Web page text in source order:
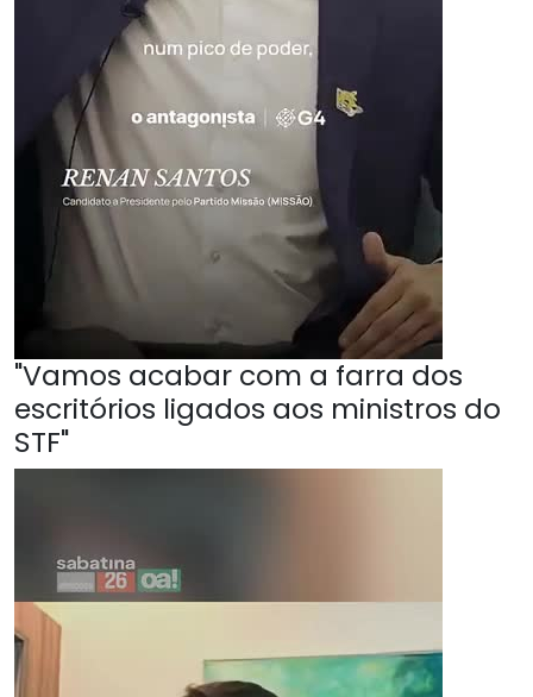
"Vamos acabar com a farra dos
escritórios ligados aos ministros do
STF"